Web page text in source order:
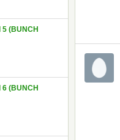
5 (BUNCH
6 (BUNCH